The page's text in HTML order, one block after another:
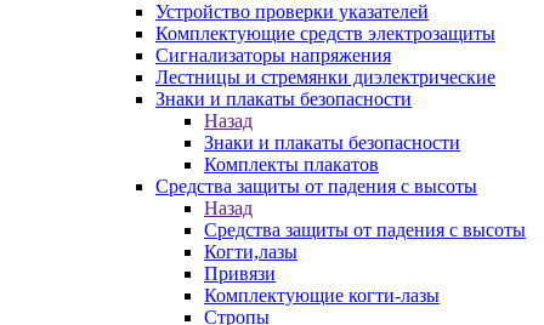
Устройство проверки указателей
Комплектующие средств электрозащиты
Сигнализаторы напряжения
Лестницы и стремянки диэлектрические
Знаки и плакаты безопасности
Назад
Знаки и плакаты безопасности
Комплекты плакатов
Средства защиты от падения с высоты
Назад
Средства защиты от падения с высоты
Когти,лазы
Привязи
Комплектующие когти-лазы
Стропы